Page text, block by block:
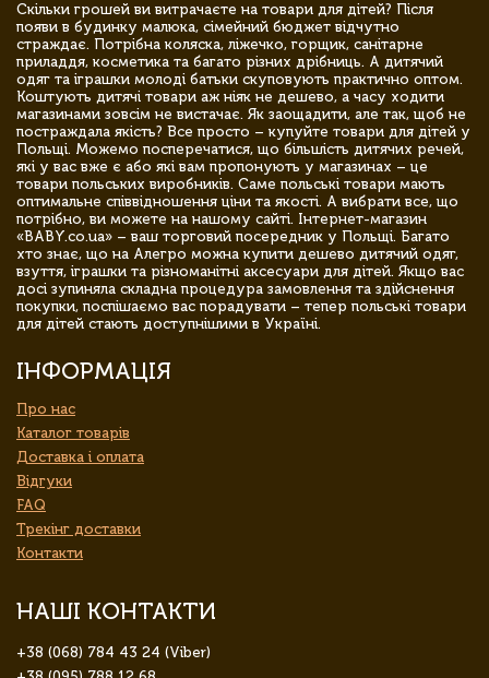
Скільки грошей ви витрачаєте на товари для дітей? Після
появи в будинку малюка, сімейний бюджет відчутно
страждає. Потрібна коляска, ліжечко, горщик, санітарне
приладдя, косметика та багато різних дрібниць. А дитячий
одяг та іграшки молоді батьки скуповують практично оптом.
Коштують дитячі товари аж ніяк не дешево, а часу ходити
магазинами зовсім не вистачає. Як заощадити, але так, щоб не
постраждала якість? Все просто – купуйте товари для дітей у
Польщі. Можемо посперечатися, що більшість дитячих речей,
які у вас вже є або які вам пропонують у магазинах – це
товари польських виробників. Саме польські товари мають
оптимальне співвідношення ціни та якості. А вибрати все, що
потрібно, ви можете на нашому сайті. Інтернет-магазин
«BABY.co.ua» – ваш торговий посередник у Польщі. Багато
хто знає, що на Алегро можна купити дешево дитячий одяг,
взуття, іграшки та різноманітні аксесуари для дітей. Якщо вас
досі зупиняла складна процедура замовлення та здійснення
покупки, поспішаємо вас порадувати – тепер польські товари
для дітей стають доступнішими в Україні.
ІНФОРМАЦІЯ
Про нас
Каталог товарів
Доставка і оплата
Відгуки
FAQ
Трекінг доставки
Контакти
НАШІ КОНТАКТИ
+38 (068) 784 43 24 (Viber)